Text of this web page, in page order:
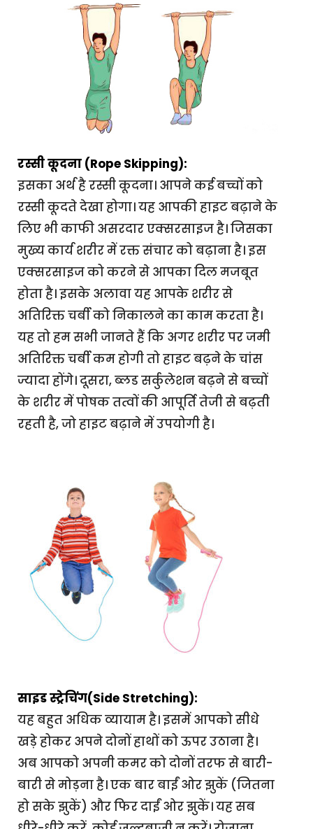
रस्सी कूदना (Rope Skipping):
इसका अर्थ है रस्सी कूदना। आपने कई बच्चों को
रस्सी कूदते देखा होगा। यह आपकी हाइट बढ़ाने के
लिए भी काफी असरदार एक्सरसाइज है। जिसका
मुख्य कार्य शरीर में रक्त संचार को बढ़ाना है। इस
एक्सरसाइज को करने से आपका दिल मजबूत
होता है। इसके अलावा यह आपके शरीर से
अतिरिक्त चर्बी को निकालने का काम करता है।
यह तो हम सभी जानते हैं कि अगर शरीर पर जमी
अतिरिक्त चर्बी कम होगी तो हाइट बढ़ने के चांस
ज्यादा होंगे। दूसरा, ब्लड सर्कुलेशन बढ़ने से बच्चों
के शरीर में पोषक तत्वों की आपूर्ति तेजी से बढ़ती
रहती है, जो हाइट बढ़ाने में उपयोगी है।
साइड स्ट्रेचिंग(Side Stretching):
यह बहुत अधिक व्यायाम है। इसमें आपको सीधे
खड़े होकर अपने दोनों हाथों को ऊपर उठाना है।
अब आपको अपनी कमर को दोनों तरफ से बारी-
बारी से मोड़ना है। एक बार बाईं ओर झुकें (जितना
हो सके झुकें) और फिर दाईं ओर झुकें। यह सब